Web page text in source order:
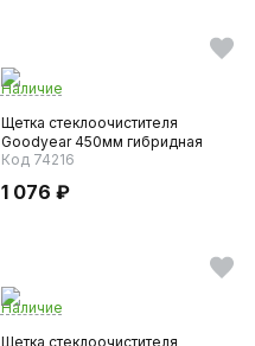
Наличие
Щетка стеклоочистителя
Goodyear 450мм гибридная
Код 74216
1 076 ₽
Наличие
Щетка стеклоочистителя